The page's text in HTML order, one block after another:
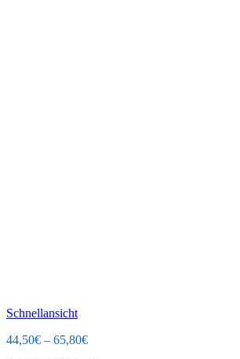
Schnellansicht
44,50€ – 65,80€